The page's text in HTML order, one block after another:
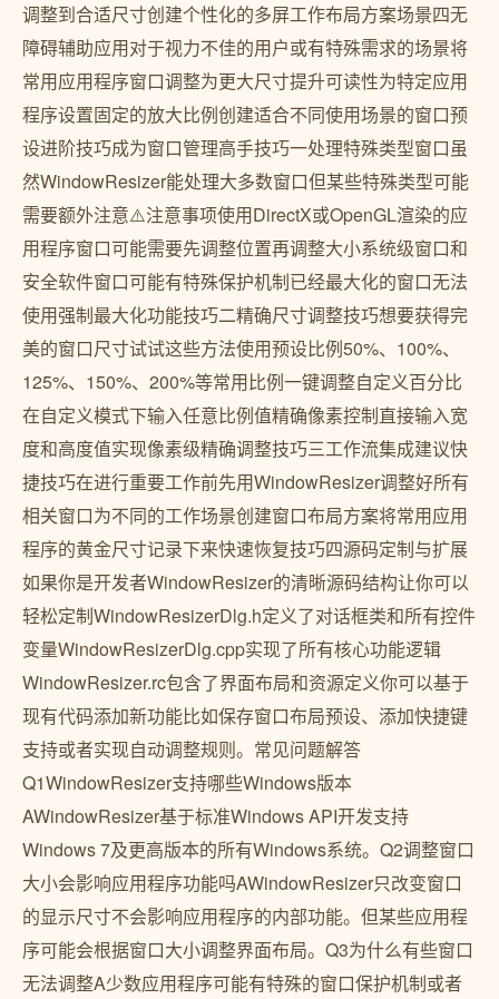
调整到合适尺寸创建个性化的多屏工作布局方案场景四无
障碍辅助应用对于视力不佳的用户或有特殊需求的场景将
常用应用程序窗口调整为更大尺寸提升可读性为特定应用
程序设置固定的放大比例创建适合不同使用场景的窗口预
设进阶技巧成为窗口管理高手技巧一处理特殊类型窗口虽
然WindowResizer能处理大多数窗口但某些特殊类型可能
需要额外注意⚠️注意事项使用DirectX或OpenGL渲染的应
用程序窗口可能需要先调整位置再调整大小系统级窗口和
安全软件窗口可能有特殊保护机制已经最大化的窗口无法
使用强制最大化功能技巧二精确尺寸调整技巧想要获得完
美的窗口尺寸试试这些方法使用预设比例50%、100%、
125%、150%、200%等常用比例一键调整自定义百分比
在自定义模式下输入任意比例值精确像素控制直接输入宽
度和高度值实现像素级精确调整技巧三工作流集成建议快
捷技巧在进行重要工作前先用WindowResizer调整好所有
相关窗口为不同的工作场景创建窗口布局方案将常用应用
程序的黄金尺寸记录下来快速恢复技巧四源码定制与扩展
如果你是开发者WindowResizer的清晰源码结构让你可以
轻松定制WindowResizerDlg.h定义了对话框类和所有控件
变量WindowResizerDlg.cpp实现了所有核心功能逻辑
WindowResizer.rc包含了界面布局和资源定义你可以基于
现有代码添加新功能比如保存窗口布局预设、添加快捷键
支持或者实现自动调整规则。常见问题解答
Q1WindowResizer支持哪些Windows版本
AWindowResizer基于标准Windows API开发支持
Windows 7及更高版本的所有Windows系统。Q2调整窗口
大小会影响应用程序功能吗AWindowResizer只改变窗口
的显示尺寸不会影响应用程序的内部功能。但某些应用程
序可能会根据窗口大小调整界面布局。Q3为什么有些窗口
无法调整A少数应用程序可能有特殊的窗口保护机制或者